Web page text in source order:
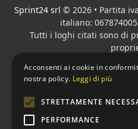
Sprint24 srl © 2026 • Partita
italiano:
Tutti i loghi citati sono di
elettronica per
Acconsenti ai cookie in
nostra policy. Leggi di più
STRETTAMENTE
PERFORMANCE